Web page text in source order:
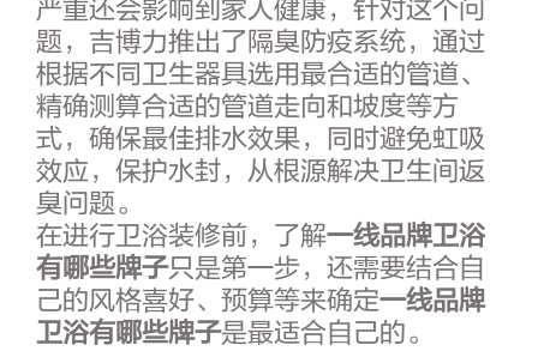
严重还会影响到家人健康，针对这个问
题，吉博力推出了隔臭防疫系统，通过
根据不同卫生器具选用最合适的管道、
精确测算合适的管道走向和坡度等方
式，确保最佳排水效果，同时避免虹吸
效应，保护水封，从根源解决卫生间返
臭问题。
在进行卫浴装修前，了解一线品牌卫浴
有哪些牌子只是第一步，还需要结合自
己的风格喜好、预算等来确定一线品牌
卫浴有哪些牌子是最适合自己的。